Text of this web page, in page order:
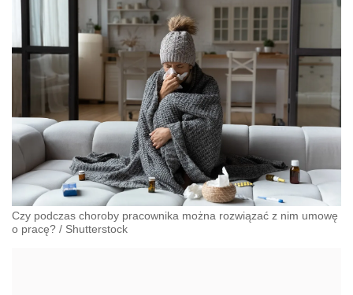
pracą i pomocą socjalną.
Czy podczas choroby pracownika można rozwiązać z nim umowę
o pracę? / Shutterstock